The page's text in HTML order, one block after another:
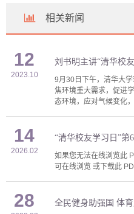
相关新闻
12
2023.10
刘书明主讲“清华校
9月30日下午，清华大
焦环境重大需求，促进
态环境，应对气候变化
14
2026.02
“清华校友学习日”第
如果您无法在线浏览此
可在线浏览 或下载此
28 全民健身助强国 体